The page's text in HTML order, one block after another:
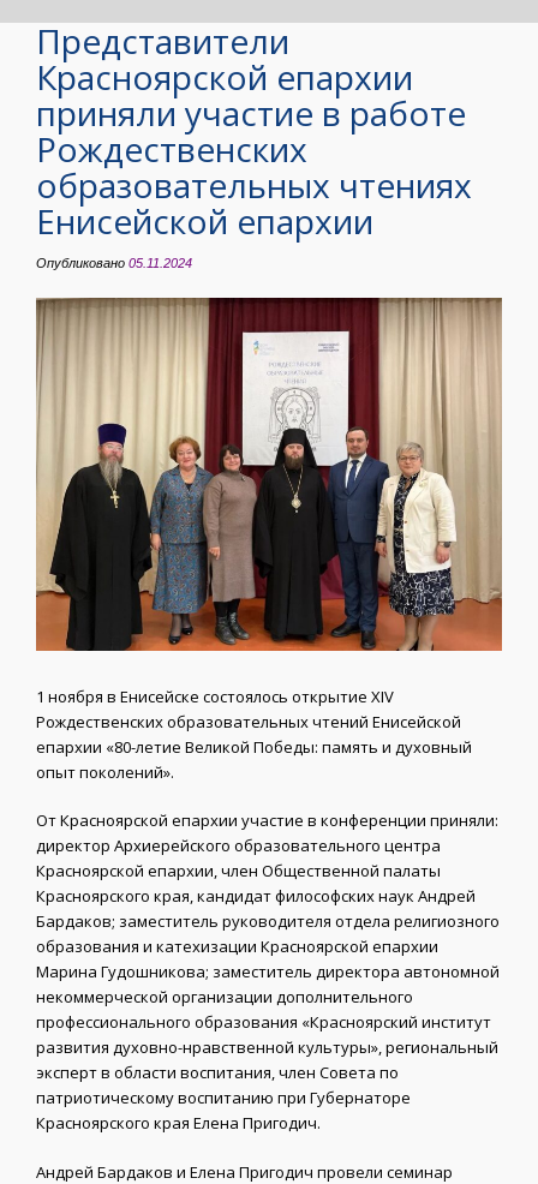
Представители
Красноярской епархии
приняли участие в работе
Рождественских
образовательных чтениях
Енисейской епархии
Опубликовано 05.11.2024
1 ноября в Енисейске состоялось открытие XIV
Рождественских образовательных чтений Енисейской
епархии «80-летие Великой Победы: память и духовный
опыт поколений».
От Красноярской епархии участие в конференции приняли:
директор Архиерейского образовательного центра
Красноярской епархии, член Общественной палаты
Красноярского края, кандидат философских наук Андрей
Бардаков; заместитель руководителя отдела религиозного
образования и катехизации Красноярской епархии
Марина Гудошникова; заместитель директора автономной
некоммерческой организации дополнительного
профессионального образования «Красноярский институт
развития духовно-нравственной культуры», региональный
эксперт в области воспитания, член Совета по
патриотическому воспитанию при Губернаторе
Красноярского края Елена Пригодич.
Андрей Бардаков и Елена Пригодич провели семинар